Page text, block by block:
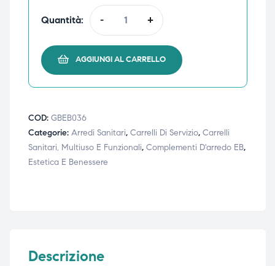
Quantità: - +
AGGIUNGI AL CARRELLO
COD: GBEB036
Categorie: Arredi Sanitari, Carrelli Di Servizio, Carrelli
Sanitari, Multiuso E Funzionali, Complementi D'arredo EB,
Estetica E Benessere
Descrizione